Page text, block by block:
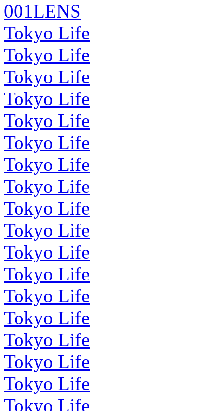
001LENS
Tokyo Life
Tokyo Life
Tokyo Life
Tokyo Life
Tokyo Life
Tokyo Life
Tokyo Life
Tokyo Life
Tokyo Life
Tokyo Life
Tokyo Life
Tokyo Life
Tokyo Life
Tokyo Life
Tokyo Life
Tokyo Life
Tokyo Life
Tokyo Life